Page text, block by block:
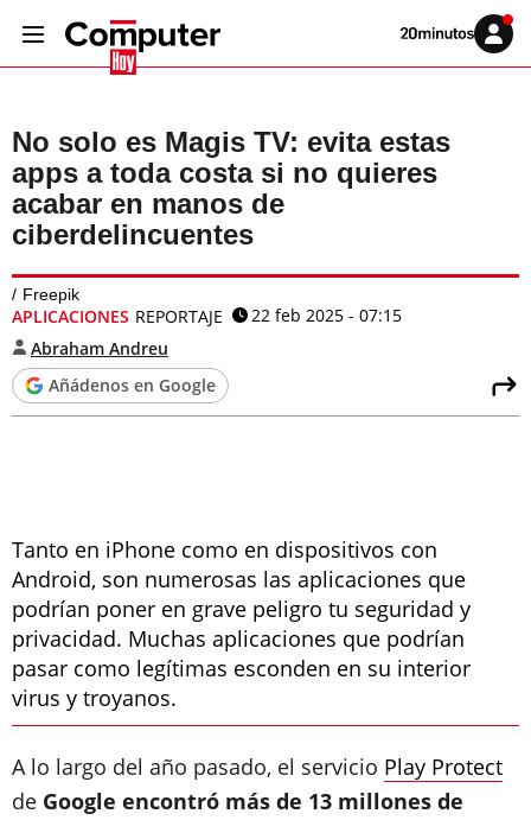
Volver
Iniciar
sesión
No solo es Magis TV: evita estas
apps a toda costa si no quieres
acabar en manos de
ciberdelincuentes
Freepik
APLICACIONES REPORTAJE
22 feb 2025 - 07:15
Abraham Andreu
Añádenos en Google
Tanto en iPhone como en dispositivos con
Android, son numerosas las aplicaciones que
podrían poner en grave peligro tu seguridad y
privacidad. Muchas aplicaciones que podrían
pasar como legítimas esconden en su interior
virus y troyanos.
A lo largo del año pasado, el servicio Play Protect
de Google encontró más de 13 millones de